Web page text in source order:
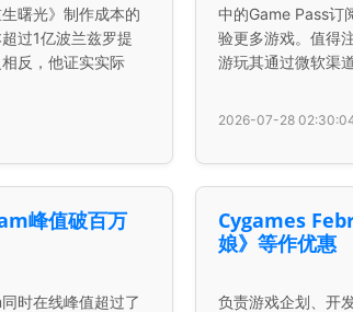
曙光》制作成本的
过1亿波兰兹罗提
反，他证实实际
中的Game Pass订
验更多游戏。值得
游玩其通过微软渠
2026-07-28
峰值破百万
时在线峰值超过了
Cygames
娘》等作优惠
负责游戏企划、开